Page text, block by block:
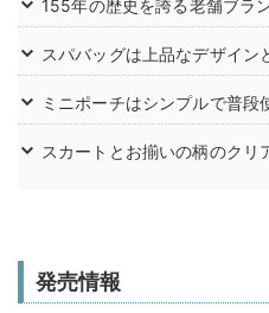
155年の歴史を誇る老舗ブラ
スパバッグは上品なデザイ
ミニポーチはシンプルで普
スカートとお揃いの柄のクリ
発売情報